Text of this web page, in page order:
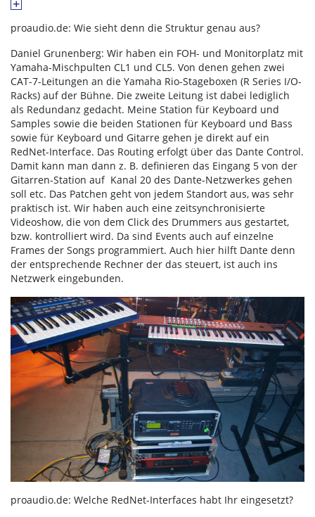
proaudio.de: Wie sieht denn die Struktur genau aus?
Daniel Grunenberg: Wir haben ein FOH- und Monitorplatz mit
Yamaha-Mischpulten CL1 und CL5. Von denen gehen zwei
CAT-7-Leitungen an die Yamaha Rio-Stageboxen (R Series I/O-
Racks) auf der Bühne. Die zweite Leitung ist dabei lediglich
als Redundanz gedacht. Meine Station für Keyboard und
Samples sowie die beiden Stationen für Keyboard und Bass
sowie für Keyboard und Gitarre gehen je direkt auf ein
RedNet-Interface. Das Routing erfolgt über das Dante Control.
Damit kann man dann z. B. definieren das Eingang 5 von der
Gitarren-Station auf Kanal 20 des Dante-Netzwerkes gehen
soll etc. Das Patchen geht von jedem Standort aus, was sehr
praktisch ist. Wir haben auch eine zeitsynchronisierte
Videoshow, die von dem Click des Drummers aus gestartet,
bzw. kontrolliert wird. Da sind Events auch auf einzelne
Frames der Songs programmiert. Auch hier hilft Dante denn
der entsprechende Rechner der das steuert, ist auch ins
Netzwerk eingebunden.
proaudio.de: Welche RedNet-Interfaces habt Ihr eingesetzt?